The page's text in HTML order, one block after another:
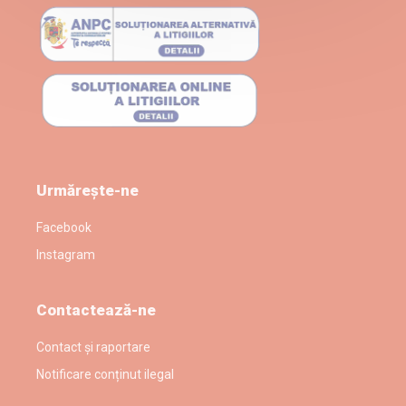
Urmărește-ne
Facebook
Instagram
Contactează-ne
Contact și raportare
Notificare conținut ilegal